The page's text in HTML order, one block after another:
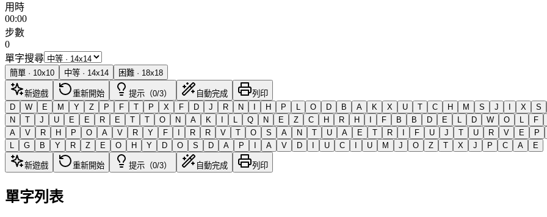
用時
00:00
步數
0
單字搜尋
簡單 · 10x10 中等 · 14x14 困難 · 18x18
新遊戲 重新開始 提示（0/3） 自動完成
列印
D
W E M Y Z P F T P X F D J R N I H P L O D B A K X U T C H M S J I X S
N
T J U E E R E T T O N A K I L Q N E Z C H R H I F B B D E L D W O L F
A
V R H P O A V R Y F I R R V T O S A N T U A E T R I F U J T U R V E P
L
G B Y R Z E O H Y D O S D A P I A V D I U C I U M J O Z T X J P C A E
新遊戲 重新開始 提示（0/3） 自動完成 列印
單字列表